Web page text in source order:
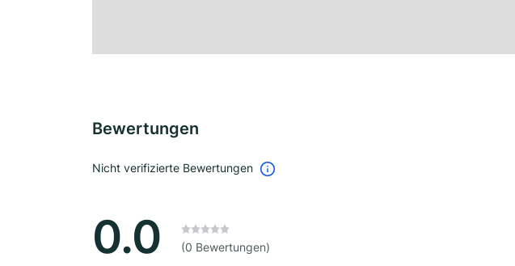
Bewertungen
Nicht verifizierte Bewertungen
0.0 (0 Bewertungen)